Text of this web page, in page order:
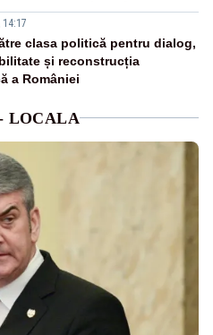
14:17
clasa politică pentru dialog,
și reconstrucția
a României
LOCALA